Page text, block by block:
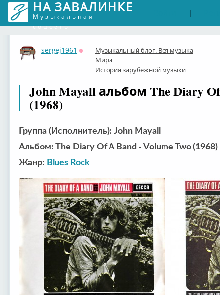
НА ЗАВАЛИНКЕ
Музыкальная
соцсеть
|
sergej1961
Оффлайн
Музыкальный блог. Вся музыка
Мира
История зарубежной музыки
John Mayall альбом The Diary
(1968)
Группа (Исполнитель): John Mayall
Альбом: The Diary Of A Band - Volume Two (1968)
Жанр: Blues Rock